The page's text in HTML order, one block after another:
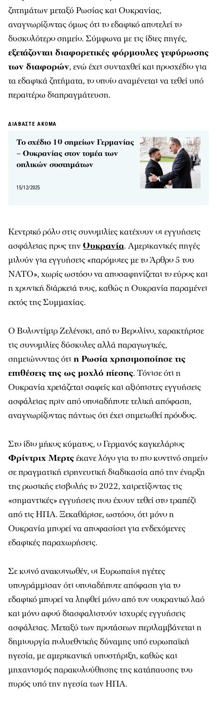
ζητημάτων μεταξύ Ρωσίας και Ουκρανίας,
αναγνωρίζοντας όμως ότι το εδαφικό αποτελεί το
δυσκολότερο σημείο. Σύμφωνα με τις ίδιες πηγές,
εξετάζονται διαφορετικές φόρμουλες γεφύρωσης
των διαφορών, ενώ έχει συνταχθεί και προσχέδιο για
τα εδαφικά ζητήματα, το οποίο αναμένεται να τεθεί υπό
περαιτέρω διαπραγμάτευση.
ΔΙΑΒΑΣΤΕ ΑΚΟΜΑ
Το σχέδιο 10 σημείων Γερμανίας
– Ουκρανίας στον τομέα των
οπλικών συστημάτων
15/12/2025
Κεντρικό ρόλο στις συνομιλίες κατέχουν οι εγγυήσεις
ασφάλειας προς τηνΟυκρανία. Αμερικανικές πηγές
μιλούν για εγγυήσεις «παρόμοιες με το Άρθρο 5 του
ΝΑΤΟ», χωρίς ωστόσο να αποσαφηνίζεται το εύρος και
η χρονική διάρκειά τους, καθώς η Ουκρανία παραμένει
εκτός της Συμμαχίας.
Ο Βολοντίμιρ Ζελένσκι, από το Βερολίνο, χαρακτήρισε
τις συνομιλίες δύσκολες αλλά παραγωγικές,
σημειώνοντας ότι η Ρωσία χρησιμοποίησε τις
επιθέσεις της ως μοχλό πίεσης. Τόνισε ότι η
Ουκρανία χρειάζεται σαφείς και αξιόπιστες εγγυήσεις
ασφάλειας πριν από οποιαδήποτε τελική απόφαση,
αναγνωρίζοντας πάντως ότι έχει σημειωθεί πρόοδος.
Στο ίδιο μήκος κύματος, ο Γερμανός καγκελάριος
Φρίντριχ Μερτςέκανε λόγο για το πιο κοντινό σημείο
σε πραγματική ειρηνευτική διαδικασία από την έναρξη
της ρωσικής εισβολής το 2022, χαιρετίζοντας τις
«σημαντικές» εγγυήσεις που έχουν τεθεί στο τραπέζι
από τις ΗΠΑ. Ξεκαθάρισε, ωστόσο, ότι μόνο η
Ουκρανία μπορεί να αποφασίσει για ενδεχόμενες
εδαφικές παραχωρήσεις.
Σε κοινό ανακοινωθέν, οι Ευρωπαίοι ηγέτες
υπογράμμισαν ότι οποιαδήποτε απόφαση για το
εδαφικό μπορεί να ληφθεί μόνο από τον ουκρανικό λαό
και μόνο αφού διασφαλιστούν ισχυρές εγγυήσεις
ασφάλειας. Μεταξύ των προτάσεων περιλαμβάνεται η
δημιουργία πολυεθνικής δύναμης υπό ευρωπαϊκή
ηγεσία, με αμερικανική υποστήριξη, καθώς και
μηχανισμός παρακολούθησης της κατάπαυσης του
πυρός υπό την ηγεσία των ΗΠΑ.